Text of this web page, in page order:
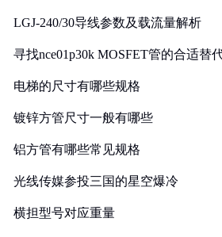
LGJ-240/30导线参数及载流量解析
寻找nce01p30k MOSFET管的合适替
电梯的尺寸有哪些规格
镀锌方管尺寸一般有哪些
铝方管有哪些常见规格
光线传媒参投三国的星空爆冷
横担型号对应重量